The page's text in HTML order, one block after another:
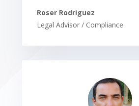
Roser Rodriguez
Legal Advisor / Compliance